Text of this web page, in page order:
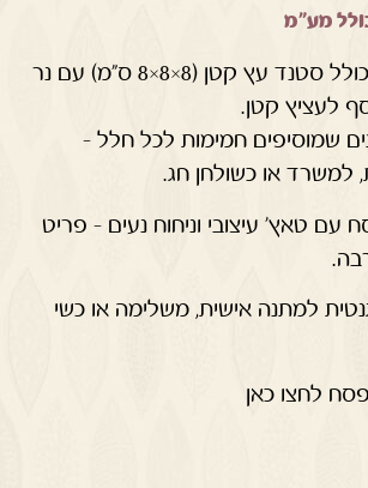
מע"מ
מארז עיצובי הכולל סטנד עץ קטן (8×8×8 ס"מ) עם נר
לעציץ קטן.
שמוסיפים חמימות לכל חלל –
למשרד או כשולחן חג.
עם טאץ' עיצובי וניחוח נעים – פריט
למתנה אישית, משלימה או כשי
לחצו כאן